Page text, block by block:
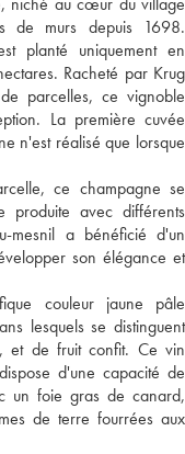
de murs depuis 1698.
planté uniquement en
Racheté par Krug
parcelles, ce vignoble
La première cuvée
n'est réalisé que lorsque
ce champagne se
avec différents
mesnil a bénéficié d'un
son élégance et
couleur jaune pâle
lesquels se distinguent
et de fruit confit. Ce vin
d'une capacité de
un foie gras de canard,
de terre fourrées aux